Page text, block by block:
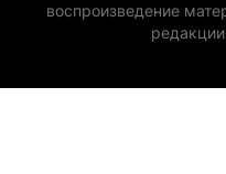
воспроизведение